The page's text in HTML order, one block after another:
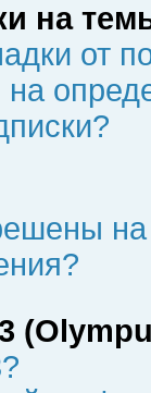
на
от
на